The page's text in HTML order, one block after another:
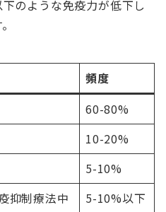
のような免疫力が低下し
頻度
60-80%
10-20%
5-10%
抑制療法中
5-10%以下